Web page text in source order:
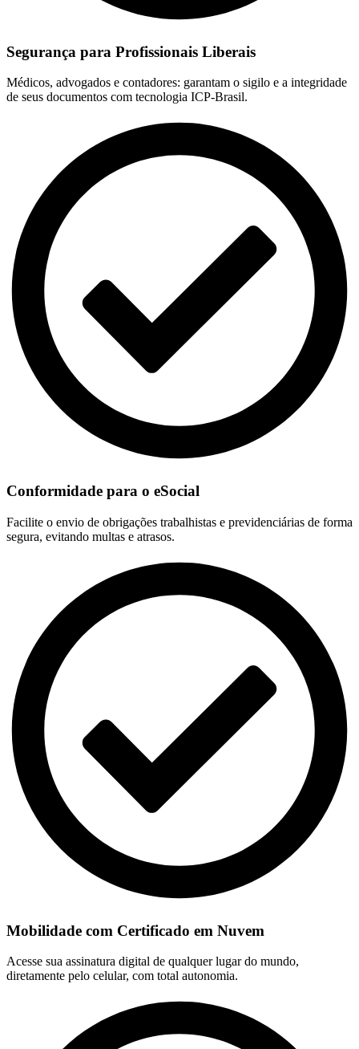
Segurança para Profissionais Liberais
Médicos, advogados e contadores: garantam o sigilo e a integridade
de seus documentos com tecnologia ICP-Brasil.
Conformidade para o eSocial
Facilite o envio de obrigações trabalhistas e previdenciárias de forma
segura, evitando multas e atrasos.
Mobilidade com Certificado em Nuvem
Acesse sua assinatura digital de qualquer lugar do mundo,
diretamente pelo celular, com total autonomia.